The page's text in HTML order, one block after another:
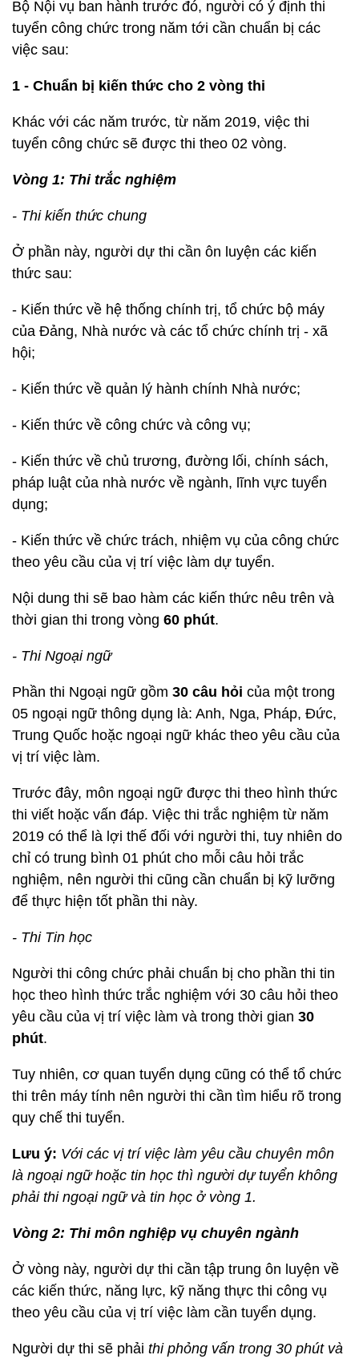
Bộ Nội vụ ban hành trước đó, người có ý định thi
tuyển công chức trong năm tới cần chuẩn bị các
việc sau:
1 - Chuẩn bị kiến thức cho 2 vòng thi
Khác với các năm trước, từ năm 2019, việc thi
tuyển công chức sẽ được thi theo 02 vòng.
Vòng 1: Thi trắc nghiệm
- Thi kiến thức chung
Ở phần này, người dự thi cần ôn luyện các kiến
thức sau:
- Kiến thức về hệ thống chính trị, tổ chức bộ máy
của Đảng, Nhà nước và các tổ chức chính trị - xã
hội;
- Kiến thức về quản lý hành chính Nhà nước;
- Kiến thức về công chức và công vụ;
- Kiến thức về chủ trương, đường lối, chính sách,
pháp luật của nhà nước về ngành, lĩnh vực tuyển
dụng;
- Kiến thức về chức trách, nhiệm vụ của công chức
theo yêu cầu của vị trí việc làm dự tuyển.
Nội dung thi sẽ bao hàm các kiến thức nêu trên và
thời gian thi trong vòng 60 phút.
- Thi Ngoại ngữ
Phần thi Ngoại ngữ gồm 30 câu hỏi của một trong
05 ngoại ngữ thông dụng là: Anh, Nga, Pháp, Đức,
Trung Quốc hoặc ngoại ngữ khác theo yêu cầu của
vị trí việc làm.
Trước đây, môn ngoại ngữ được thi theo hình thức
thi viết hoặc vấn đáp. Việc thi trắc nghiệm từ năm
2019 có thể là lợi thế đối với người thi, tuy nhiên do
chỉ có trung bình 01 phút cho mỗi câu hỏi trắc
nghiệm, nên người thi cũng cần chuẩn bị kỹ lưỡng
để thực hiện tốt phần thi này.
- Thi Tin học
Người thi công chức phải chuẩn bị cho phần thi tin
học theo hình thức trắc nghiệm với 30 câu hỏi theo
yêu cầu của vị trí việc làm và trong thời gian 30
phút.
Tuy nhiên, cơ quan tuyển dụng cũng có thể tổ chức
thi trên máy tính nên người thi cần tìm hiểu rõ trong
quy chế thi tuyển.
Lưu ý: Với các vị trí việc làm yêu cầu chuyên môn
là ngoại ngữ hoặc tin học thì người dự tuyển không
phải thi ngoại ngữ và tin học ở vòng 1.
Vòng 2: Thi môn nghiệp vụ chuyên ngành
Ở vòng này, người dự thi cần tập trung ôn luyện về
các kiến thức, năng lực, kỹ năng thực thi công vụ
theo yêu cầu của vị trí việc làm cần tuyển dụng.
Người dự thi sẽ phải thi phỏng vấn trong 30 phút và